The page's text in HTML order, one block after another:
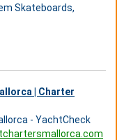
Skateboards,
| Charter
- YachtCheck